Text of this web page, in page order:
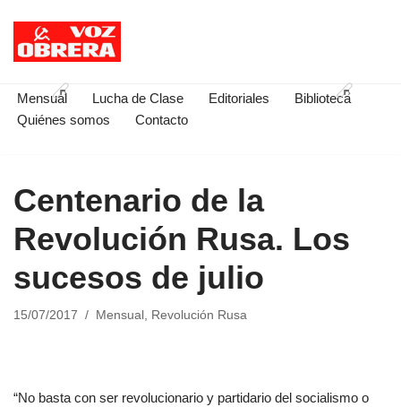
Saltar
contenido
Mensual Lucha de Clase Editoriales
Biblioteca
Quiénes somos
Contacto
Centenario de la
Revolución Rusa. Los
sucesos de julio
15/07/2017 Mensual , Revolución Rusa
“No basta con ser revolucionario y partidario del socialismo o